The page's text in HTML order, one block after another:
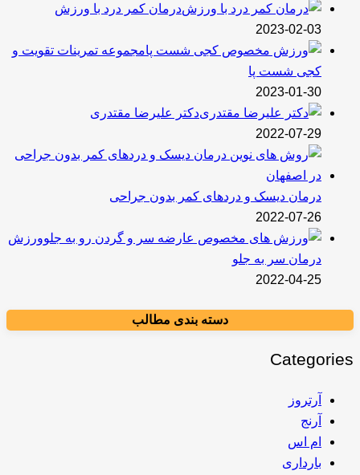
درمان کمر درد با ورزش
2023-02-03
مجموعه تمرینات تقویت و
کجی شست پا
2023-01-30
دکتر علیرضا مقتدری
2022-07-29
درمان دیسک و دردهای کمر بدون جراحی
2022-07-26
ورزش
درمان سر به جلو
2022-04-25
دسته بندی مطالب
Categories
آرتروز
آرنج
ام اس
بارداری